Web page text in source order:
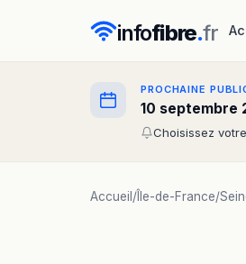
infofibre.fr
PROCHAINE
10 septembre
Choisissez
Accueil / Île-de-France/